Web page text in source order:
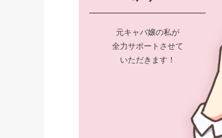
元キャバ嬢の私が
全力サポートさせて
いただきます！